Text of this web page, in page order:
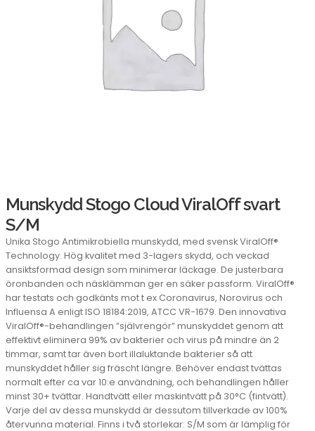
Munskydd Stogo Cloud ViralOff svart
S/M
Unika Stogo Antimikrobiella munskydd, med svensk ViralOff®
Technology. Hög kvalitet med 3-lagers skydd, och veckad
ansiktsformad design som minimerar läckage. De justerbara
öronbanden och näsklämman ger en säker passform. ViralOff®
har testats och godkänts mot t ex Coronavirus, Norovirus och
Influensa A enligt ISO 18184:2019, ATCC VR-1679. Den innovativa
ViralOff®-behandlingen ”självrengör” munskyddet genom att
effektivt eliminera 99% av bakterier och virus på mindre än 2
timmar, samt tar även bort illaluktande bakterier så att
munskyddet håller sig fräscht längre. Behöver endast tvättas
normalt efter ca var 10:e användning, och behandlingen håller
minst 30+ tvättar. Handtvätt eller maskintvätt på 30°C (fintvätt).
Varje del av dessa munskydd är dessutom tillverkade av 100%
återvunna material. Finns i två storlekar: S/M som är lämplig för